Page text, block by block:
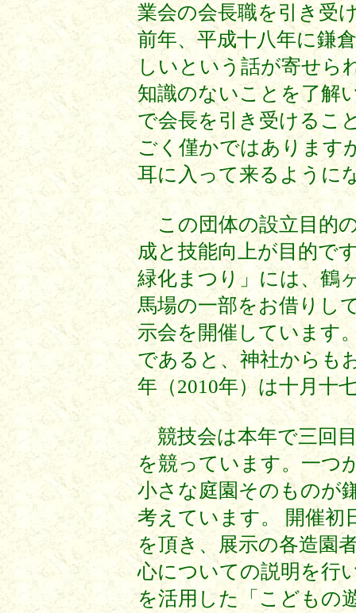
業会の会長職を引き受
前年、平成十八年に鎌
しいという話が寄せら
知識のないことを了解
で会長を引き受けるこ
ごく僅かではあります
耳に入って来るように
この団体の設立目的
成と技能向上が目的で
緑化まつり」には、鶴
馬場の一部をお借りし
示会を開催しています
であると、神社からも
年（2010年）は十月十
競技会は本年で三回
を競っています。一つ
小さな庭園そのものが
考えています。 開催初
を頂き、展示の各造園
心についての説明を行
を活用した「こどもの